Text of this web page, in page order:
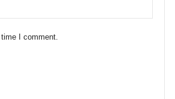
I comment.